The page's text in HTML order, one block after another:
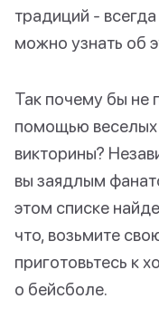
традиций -
можно узнать об
Так почему бы не
помощью веселых
викторины?
вы заядлым
этом списке
что, возьмите
приготовьтесь к
о бейсболе.